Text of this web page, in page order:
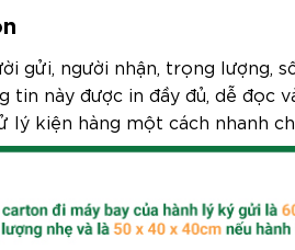
gửi, người nhận, trọng lượng,
tin này được in đầy đủ, dễ đọc
lý kiện hàng một cách nhanh